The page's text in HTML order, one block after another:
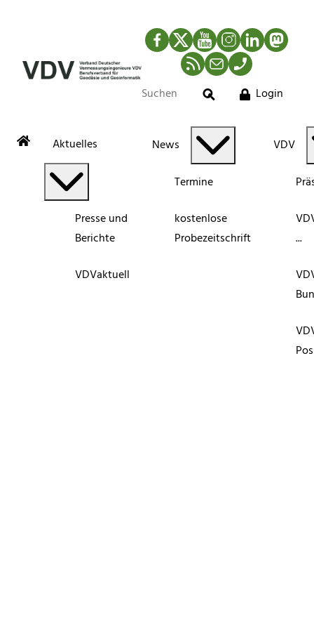
Facebook
TwitterYouTubeInstagram
LinkedIn
RSS-Newsfeed
MailTelefon
Suche
Login
Aktuelles
Presse und
Berichte
VDVaktuell
News
Termine
kostenlose
Probezeitschrift
VDV
...